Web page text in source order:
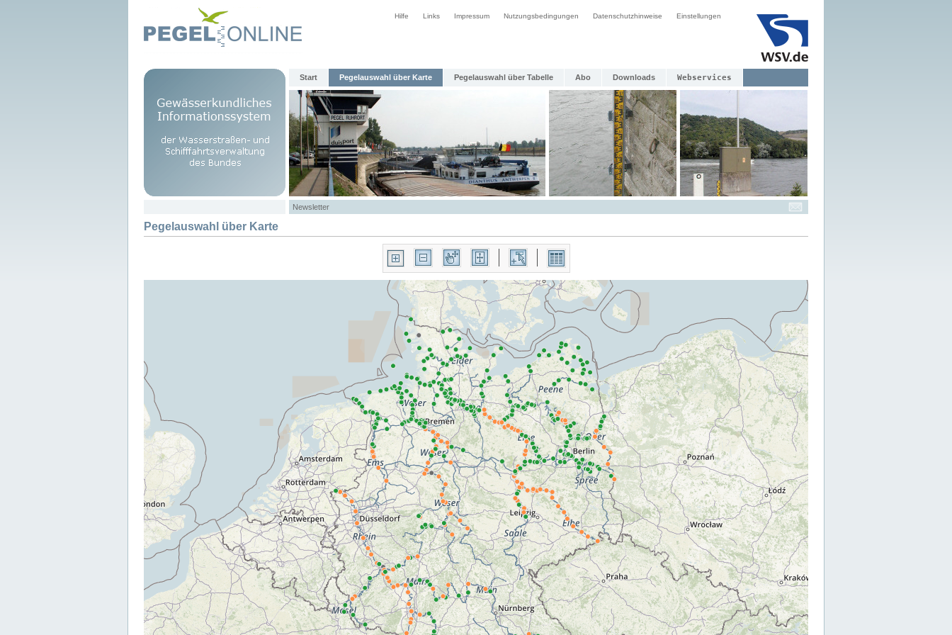
Hilfe Links Impressum Nutzungsbedingungen Datenschutzhinweise Einstellungen
Start Pegelauswahl über Karte Pegelauswahl über Tabelle Abo Downloads Webservices
Newsletter
Pegelauswahl über Karte